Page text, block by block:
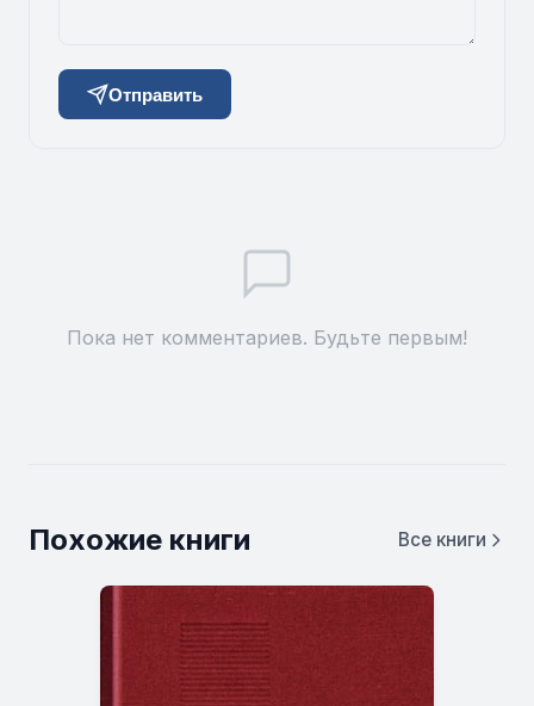
Отправить
Пока нет комментариев. Будьте первым!
Похожие книги Все книги